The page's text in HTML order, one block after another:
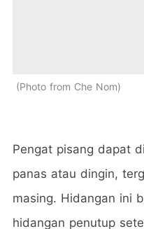
Photo from Che Nom
Pengat pisang dapat
panas atau dingin,
masing. Hidangan ini
hidangan penutup